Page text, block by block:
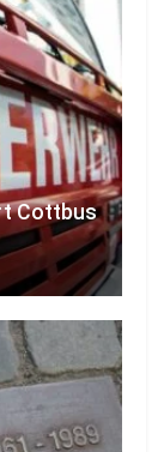
Cottbus